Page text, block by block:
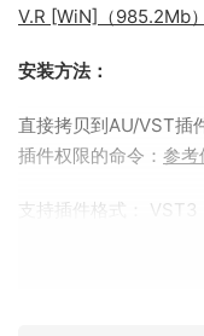
V.R [WiN]（985.2Mb）
安装方法：
直接拷贝到AU/VST插
插件权限的命令： 参考
支持插件格式： VST3
虽然不是PRO，但是